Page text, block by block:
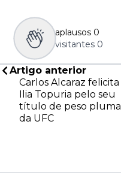
aplausos 0
visitantes 0
Artigo anterior
Carlos Alcaraz felicita
Ilia Topuria pelo seu
título de peso pluma
da UFC